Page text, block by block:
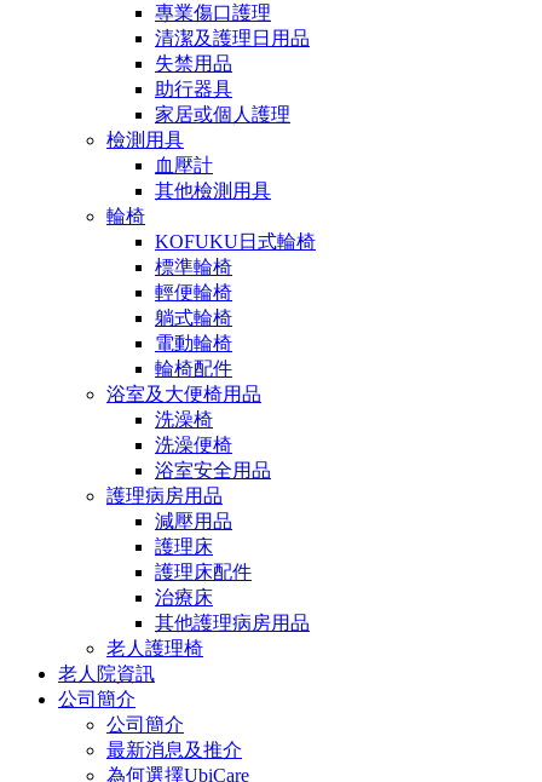
專業傷口護理
清潔及護理日用品
失禁用品
助行器具
家居或個人護理
檢測用具
血壓計
其他檢測用具
輪椅
KOFUKU日式輪椅
標準輪椅
輕便輪椅
躺式輪椅
電動輪椅
輪椅配件
浴室及大便椅用品
洗澡椅
洗澡便椅
浴室安全用品
護理病房用品
減壓用品
護理床
護理床配件
治療床
其他護理病房用品
老人護理椅
老人院資訊
公司簡介
公司簡介
最新消息及推介
為何選擇UbiCare